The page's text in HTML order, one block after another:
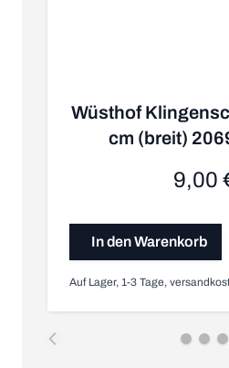
Wüsthof
cm (breit)
9,00
In den Warenkorb
Auf Lager, 1-3 Tage,